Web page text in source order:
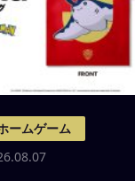
ームゲーム